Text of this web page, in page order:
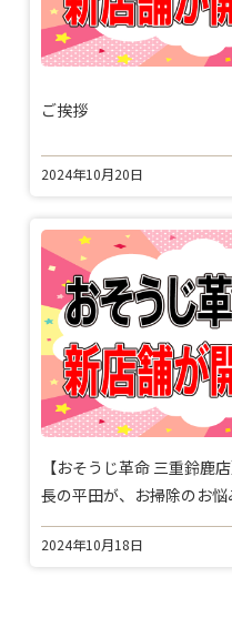
ご挨拶
2024年10月20日
【おそうじ革命 三重鈴鹿店】三重県鈴鹿市にオープン！店
長の平田が、お掃除のお悩
2024年10月18日